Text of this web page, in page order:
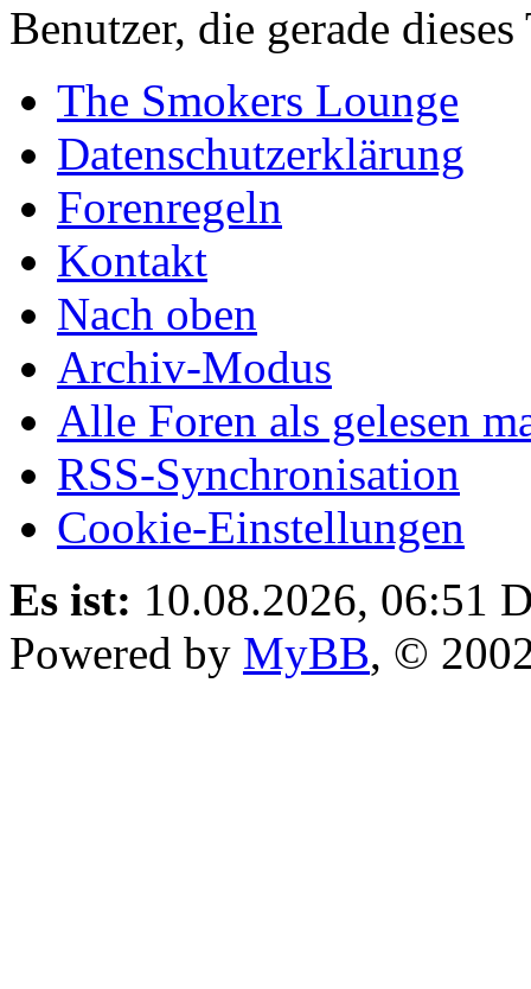
Benutzer, die gerade
The Smokers Lounge
Datenschutzerklärung
Forenregeln
Kontakt
Nach oben
Archiv-Modus
Alle Foren als gelesen
RSS-Synchronisation
Cookie-Einstellungen
Es ist: 10.08.2026, 06:51
Powered by MyBB, ©